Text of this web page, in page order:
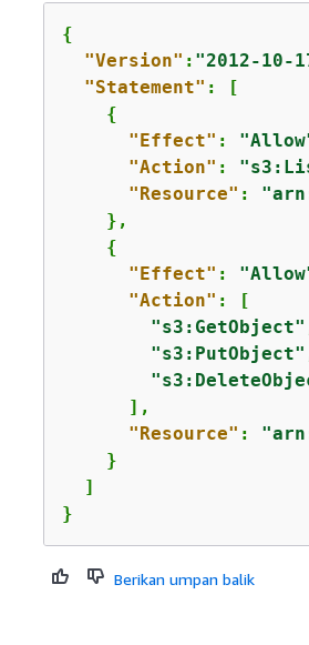
{
"Version" : "2012-10-
"Statement" : [
{
"Effect" :
"Action" :
"Resource" :
    },
{
"Effect" :
"Action" : [
"s3:GetObject"
"s3:PutObject"
      ],
"Resource" :
    }
  ]
}
Berikan umpan balik